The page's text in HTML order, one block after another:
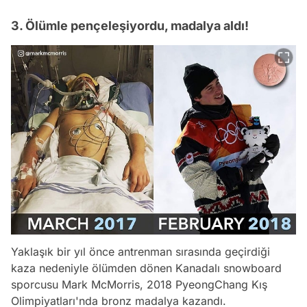
3. Ölümle pençeleşiyordu, madalya aldı!
Yaklaşık bir yıl önce antrenman sırasında geçirdiği
kaza nedeniyle ölümden dönen Kanadalı snowboard
sporcusu Mark McMorris, 2018 PyeongChang Kış
Olimpiyatları'nda bronz madalya kazandı.